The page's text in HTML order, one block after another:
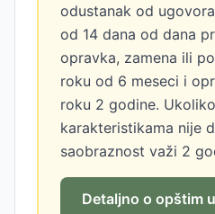
odustanak od
od 14 dana od dana
opravka, zamena ili
roku od 6 meseci i
roku 2 godine.
karakteristikama nije
saobraznost važi 2
Detaljno o opštim